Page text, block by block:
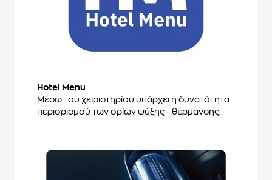
Hotel Menu
Μέσω του χειριστηρίου υπάρχει η δυνατότητα
περιορισμού των ορίων ψύξης - θέρμανσης.